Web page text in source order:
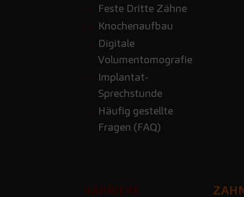
Feste Dritte Zähne
Knochenaufbau
Digitale
Volumentomografie
Implantat-
Sprechstunde
Häufig gestellte
Fragen (FAQ)
KARRIERE